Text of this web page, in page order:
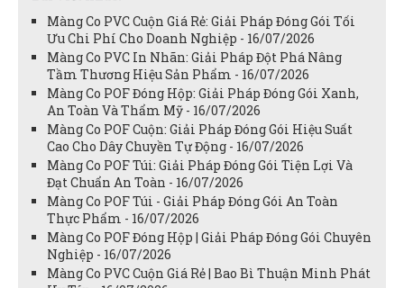
Màng Co PVC Cuộn Giá Rẻ: Giải Pháp Đóng Gói Tối
Ưu Chi Phí Cho Doanh Nghiệp - 16/07/2026
Màng Co PVC In Nhãn: Giải Pháp Đột Phá Nâng
Tầm Thương Hiệu Sản Phẩm - 16/07/2026
Màng Co POF Đóng Hộp: Giải Pháp Đóng Gói Xanh,
An Toàn Và Thẩm Mỹ - 16/07/2026
Màng Co POF Cuộn: Giải Pháp Đóng Gói Hiệu Suất
Cao Cho Dây Chuyền Tự Động - 16/07/2026
Màng Co POF Túi: Giải Pháp Đóng Gói Tiện Lợi Và
Đạt Chuẩn An Toàn - 16/07/2026
Màng Co POF Túi - Giải Pháp Đóng Gói An Toàn
Thực Phẩm - 16/07/2026
Màng Co POF Đóng Hộp | Giải Pháp Đóng Gói Chuyên
Nghiệp - 16/07/2026
Màng Co PVC Cuộn Giá Rẻ | Bao Bì Thuận Minh Phát